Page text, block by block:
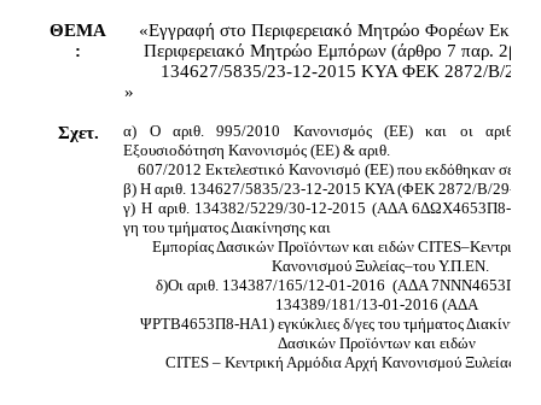
ΘΕΜΑ
:
«Εγγραφή στο Περιφερειακό Μητρώο Φορέων
Περιφερειακό Μητρώο Εμπόρων (άρθρο 7 παρ. 2β &
134627/5835/23-12-2015 ΚΥΑ ΦΕΚ 2872/Β/29-
»
Σχετ.
α) Ο αριθ. 995/2010 Κανονισμός (ΕΕ) και οι αριθ.
Εξουσιοδότηση Κανονισμός (ΕΕ) & αριθ.
607/2012 Εκτελεστικό Κανονισμό (ΕΕ) που εκδόθηκαν σε
β) Η αριθ. 134627/5835/23-12-2015 ΚΥΑ (ΦΕΚ 2872/Β/29-12-
γ) Η αριθ. 134382/5229/30-12-2015 (ΑΔΑ 6ΔΩΧ4653Π8-
γη του τμήματος Διακίνησης και
Εμπορίας Δασικών Προϊόντων και ειδών CITES–Κεντρική
Κανονισμού Ξυλείας–του Υ.Π.ΕΝ.
δ)Οι αριθ. 134387/165/12-01-2016 (ΑΔΑ 7ΝΝΝ4653Π8-
134389/181/13-01-2016 (ΑΔΑ
ΨΡΤΒ4653Π8-ΗΑ1) εγκύκλιες δ/γες του τμήματος
Δασικών Προϊόντων και ειδών
CITES – Κεντρική Αρμόδια Αρχή Κανονισμού Ξυλείας –